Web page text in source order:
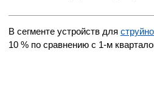
В сегменте устройств для
10 % по сравнению с 1-м